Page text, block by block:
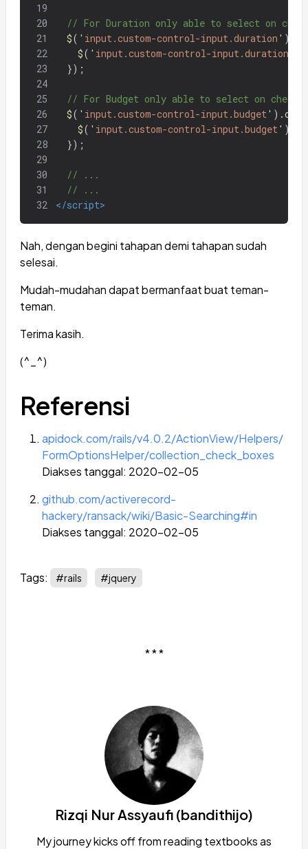
19
20
// For Duration only able to select on
21
$( ' input.custom-control-input.duration ' ).
22
$( ' input.custom-control-input.duration
23
});
24
25
// For Budget only able to select on
26
$( ' input.custom-control-input.budget' ).on
27
$( ' input.custom-control-input.budget' ).
28
});
29
30
// ...
31
// ...
32
</script>
Nah, dengan begini tahapan demi tahapan sudah
selesai.
Mudah-mudahan dapat bermanfaat buat teman-
teman.
Terima kasih.
(^_^)
Referensi
apidock.com/rails/v4.0.2/ActionView/Helpers/
FormOptionsHelper/collection_check_boxes
Diakses tanggal: 2020-02-05
github.com/activerecord-
hackery/ransack/wiki/Basic-Searching#in
Diakses tanggal: 2020-02-05
Tags: #rails #jquery
* * *
Rizqi Nur Assyaufi (bandithijo)
My journey kicks off from reading textbooks as